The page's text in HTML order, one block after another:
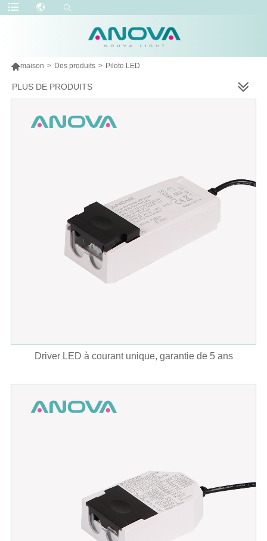
maison > Des produits > Pilote LED
PLUS DE PRODUITS
Driver LED à courant unique, garantie de 5 ans